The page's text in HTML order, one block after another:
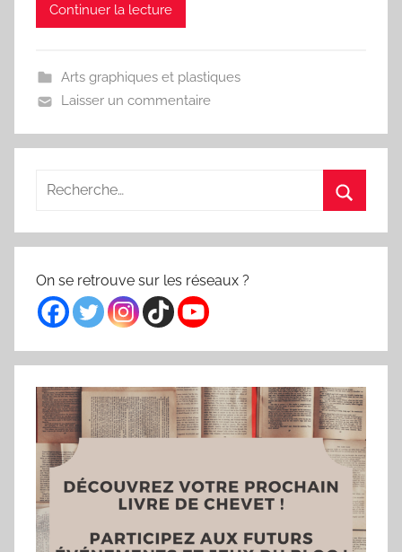
Continuer la lecture
Arts graphiques et plastiques
Laisser un commentaire
Recherche
:
On se retrouve sur les réseaux ?